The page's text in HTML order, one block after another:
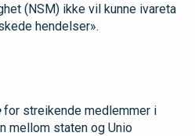
(NSM) ikke vil kunne ivareta
hendelser».
for streikende medlemmer i
mellom staten og Unio